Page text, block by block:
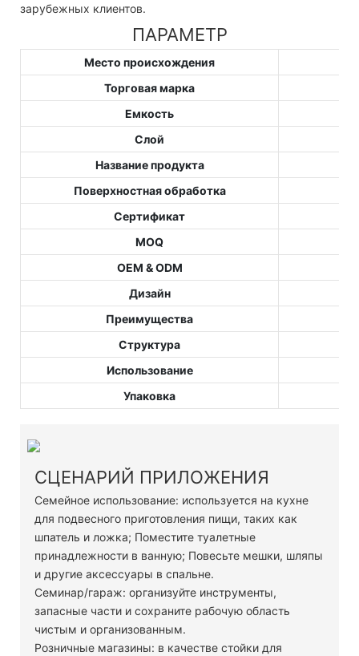
зарубежных клиентов.
ПАРАМЕТР
Место происхождения
Торговая марка
Емкость
Слой
Название продукта
Поверхностная обработка
Сертификат
MOQ
OEM & ODM
Дизайн
Преимущества
Структура
Использование
Упаковка
СЦЕНАРИЙ ПРИЛОЖЕНИЯ
Семейное использование: используется на кухне
для подвесного приготовления пищи, таких как
шпатель и ложка; Поместите туалетные
принадлежности в ванную; Повесьте мешки, шляпы
и другие аксессуары в спальне.
Семинар/гараж: организуйте инструменты,
запасные части и сохраните рабочую область
чистым и организованным.
Розничные магазины: в качестве стойки для